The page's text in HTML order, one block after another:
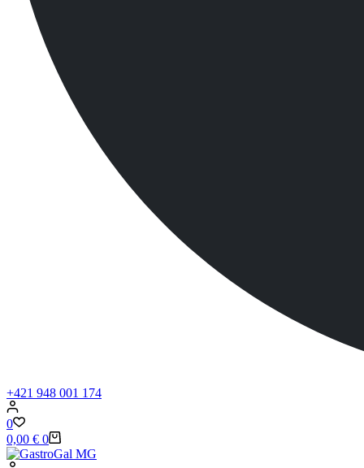
+421 948 001 174
0
Shopping
cart
0,00 € 0